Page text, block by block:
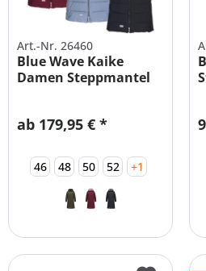
Art.-Nr. 26460
Blue Wave Kaike
Damen Steppmantel
ab 179,95 € *
46 48 50 52 +1